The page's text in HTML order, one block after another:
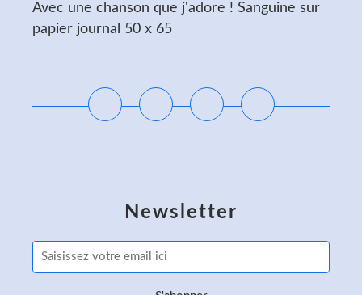
Avec une chanson que j'adore ! Sanguine sur
papier journal 50 x 65
Newsletter